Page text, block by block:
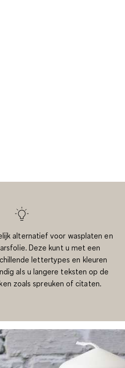
alternatief voor wasplaten en
. Deze kunt u met een
lettertypes en kleuren
als u langere teksten op de
zoals spreuken of citaten.